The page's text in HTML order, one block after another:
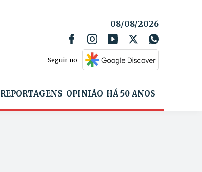
08/08/2026
Seguir no
REPORTAGENS OPINIÃO HÁ 50 ANOS